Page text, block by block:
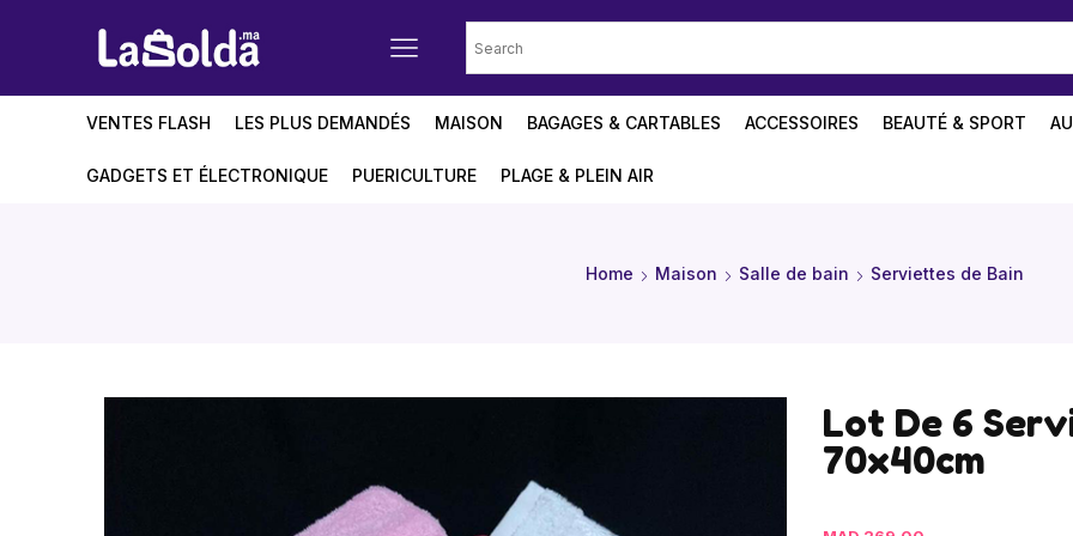
VENTES FLASH LES PLUS DEMANDÉS MAISON BAGAGES & CARTABLES ACCESSOIRES BEAUTÉ & SPORT
GADGETS ET ÉLECTRONIQUE PUERICULTURE PLAGE & PLEIN AIR
Home Maison Salle de bain Serviettes de Bain
Lot De 6
70x40cm